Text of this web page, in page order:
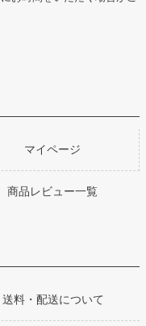
マイページ
商品レビュー一覧
送料・配送について